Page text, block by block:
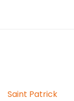
Saint Patrick